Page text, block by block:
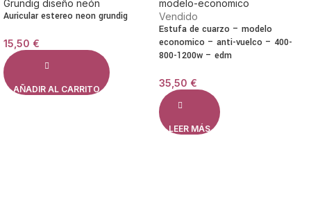
Auricular estereo neon grundig
15,50 €
AÑADIR AL CARRITO
Vendido
Estufa de cuarzo – modelo
economico – anti-vuelco – 400-
800-1200w – edm
35,50 €
LEER MÁS